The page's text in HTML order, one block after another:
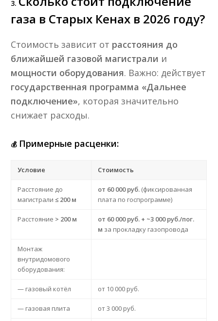
3.
газа в Старых Кенах в 2026 году?
Стоимость зависит от расстояния до
ближайшей газовой магистрали и
мощности оборудования. Важно: действует
государственная программа «Дальнее
подключение», которая значительно
снижает расходы.
💰 Примерные расценки:
Условие Стоимость
Расстояние до
магистрали≤ 200 м
от 60 000 руб. (фиксированная
плата по госпрограмме)
Расстояние > 200 м
от 60 000 руб. + ~3 000 руб./пог.
м за прокладку газопровода
Монтаж
внутридомового
оборудования:
— газовый котёл от 10 000 руб.
— газовая плита от 3 000 руб.